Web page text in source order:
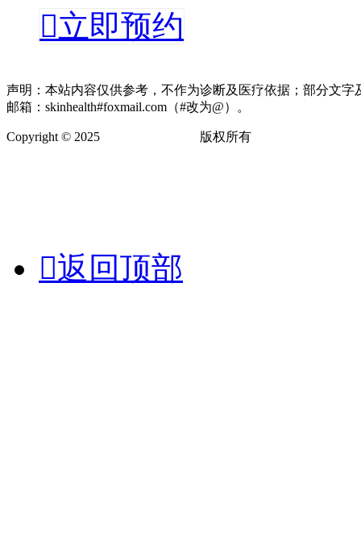
立即预约
声明：本站内容仅供参考，不作为诊断及医疗依据；部分文
邮箱：skinhealth#foxmail.com（#改为@）。
Copyright © 2025 版权所有
返回顶部